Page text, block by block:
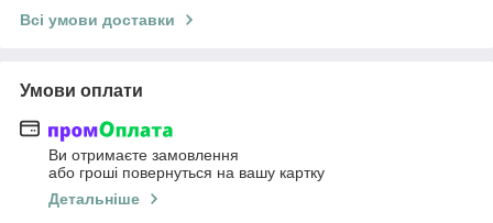
Всі умови доставки
Умови оплати
Ви отримаєте замовлення
або гроші повернуться на вашу картку
Детальніше